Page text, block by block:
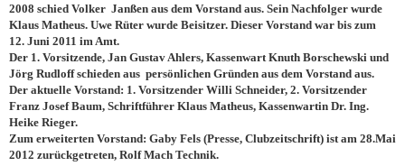
2008 schied Volker Janßen aus dem Vorstand aus. Sein Nachfolger wurde
Klaus Matheus. Uwe Rüter wurde Beisitzer. Dieser Vorstand war bis zum
12. Juni 2011 im Amt.
Der 1. Vorsitzende, Jan Gustav Ahlers, Kassenwart Knuth Borschewski und
Jörg Rudloff schieden aus persönlichen Gründen aus dem Vorstand aus.
Der aktuelle Vorstand: 1. Vorsitzender Willi Schneider, 2. Vorsitzender
Franz Josef Baum, Schriftführer Klaus Matheus, Kassenwartin Dr. Ing.
Heike Rieger.
Zum erweiterten Vorstand: Gaby Fels (Presse, Clubzeitschrift) ist am 28.Mai
2012 zurückgetreten, Rolf Mach Technik.